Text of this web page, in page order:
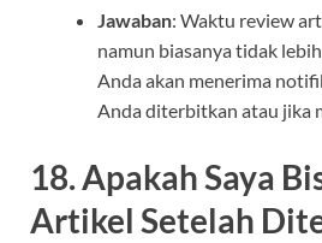
Jawaban: Waktu review
namun biasanya tidak
Anda akan menerima
Anda diterbitkan atau jika
18. Apakah Saya
Artikel Setelah